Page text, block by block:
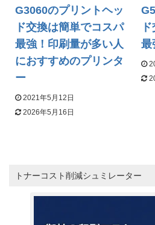
G3060のプリントヘッ
ド交換は簡単でコスパ
最強！印刷量が多い人
におすすめのプリンタ
ー
2021年5月12日
2026年5月16日
最
トナーコスト削減シュミレーター